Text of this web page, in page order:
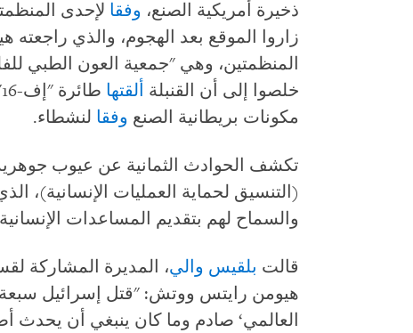
ذخيرة أمريكية الصنع، وفقا لإحدى
زاروا الموقع بعد الهجوم، والذي
المنظمتين، وهي "جمعية العون الطبي
خلصوا إلى أن القنبلة ألقتها
مكونات بريطانية الصنع وفقا لنشطاء.
تكشف الحوادث الثمانية عن عيوب
(التنسيق لحماية العمليات الإنسانية)،
والسماح لهم بتقديم المساعدات
قالت بلقيس والي، المديرة المشاركة
هيومن رايتس ووتش: "قتل إسرائيل
العالمي‘ صادم وما كان ينبغي أن يحدث